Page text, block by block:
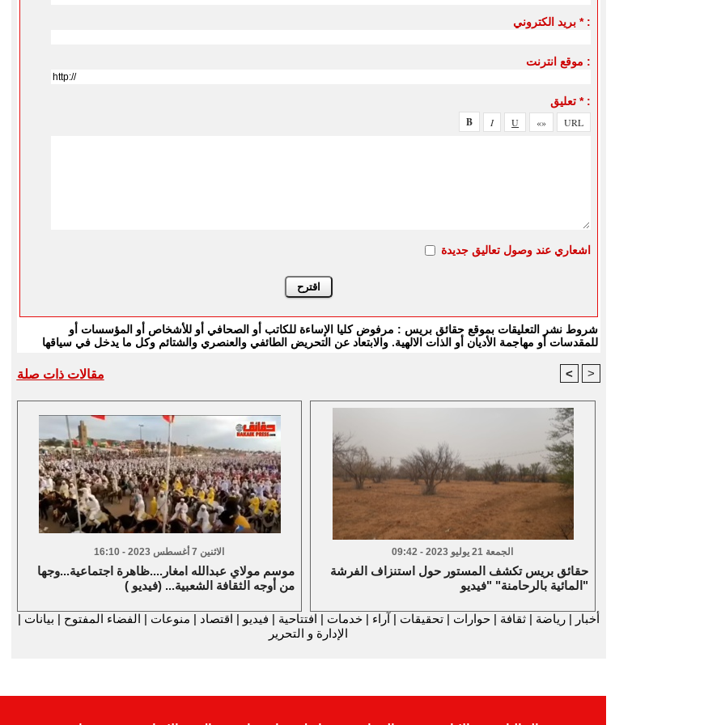
بريد الكتروني * :
موقع انترنت :
تعليق * :
اشعاري عند وصول تعاليق جديدة
شروط نشر التعليقات بموقع حقائق بريس : مرفوض كليا الإساءة للكاتب أو الصحافي أو للأشخاص أو المؤسسات أو
للمقدسات أو مهاجمة الأديان أو الذات الالهية. والابتعاد عن التحريض الطائفي والعنصري والشتائم وكل ما يدخل في سياقها
مقالات ذات صلة < >
الاثنين 7 أغسطس 2023 - 16:10
موسم مولاي عبدالله امغار....ظاهرة اجتماعية...وجها
من أوجه الثقافة الشعبية... (فيديو )
الجمعة 21 يوليو 2023 - 09:42
حقائق بريس تكشف المستور حول استنزاف الفرشة
المائية بالرحامنة" "فيديو"
أخبار |رياضة |ثقافة |حوارات |تحقيقات | آراء |خدمات | افتتاحية | فيديو | اقتصاد | منوعات | الفضاء المفتوح | بيانات |
الإدارة و التحرير